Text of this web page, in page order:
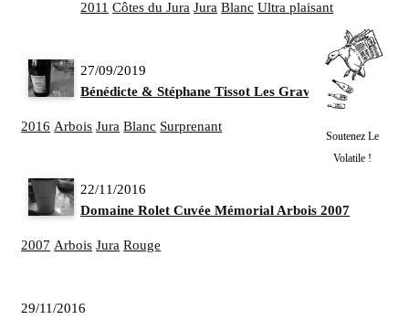
2011 Côtes du Jura Jura Blanc Ultra plaisant
27/09/2019
Bénédicte & Stéphane Tissot Les Graviers Arbois 2016
2016 Arbois Jura Blanc Surprenant
22/11/2016
Domaine Rolet Cuvée Mémorial Arbois 2007
2007 Arbois Jura Rouge
29/11/2016
Soutenez Le
Volatile !